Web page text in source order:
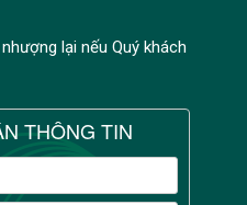
lại nếu Quý khách
THÔNG TIN